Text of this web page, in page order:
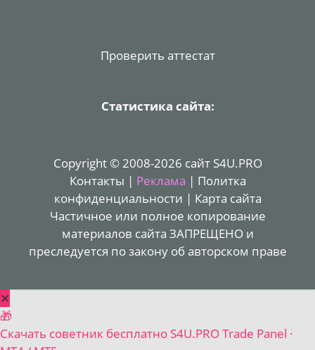
Проверить аттестат
Статистика сайта:
Copyright © 2008-2026 сайт S4U.PRO
Контакты | Реклама | Политка
конфиденциальности | Карта сайта
Частичное или полное копирование
материалов сайта ЗАПРЕЩЕНО и
преследуется по закону об авторском праве
✕
🎁
Скачать советник бесплатно S4U.PRO Trade Panel ·